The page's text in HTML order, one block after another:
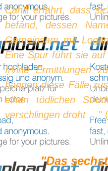
Cahill erfährt, dass
befand, dessen
Gemeinsam mit
Eine Spur führt sie
Irvine Ermittlungen
hängen diese Fälle
einen tödlichen
verschlingen droht …"
"Das